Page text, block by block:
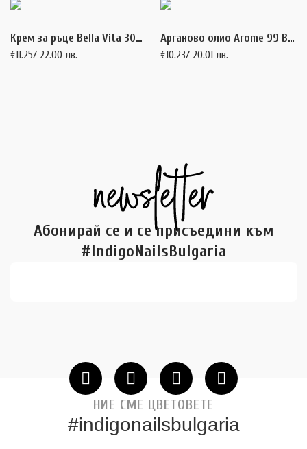
Крем за ръце Bella Vita 300 мл.
€11.25/ 22.00 лв.
Арганово олио Arome 99 Bling-Bling 100 мл.
€10.23/ 20.01 лв.
Абонирай се и се присъедини към
#IndigoNailsBulgaria
НИЕ СМЕ ЦВЕТОВЕТЕ
#indigonailsbulgaria